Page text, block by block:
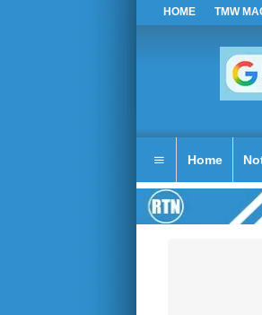
HOME TMW
Home